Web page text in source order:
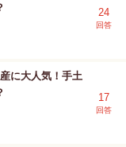
24
回答
に大人気！手土
17
回答